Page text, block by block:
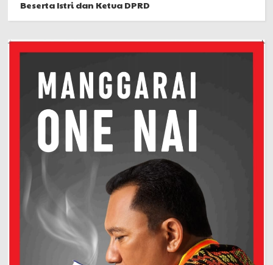
Beserta Istri dan Ketua DPRD